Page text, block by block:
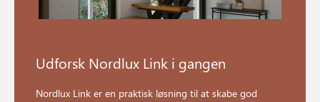
Udforsk Nordlux Link i gangen
Nordlux Link er en praktisk løsning til at skabe god